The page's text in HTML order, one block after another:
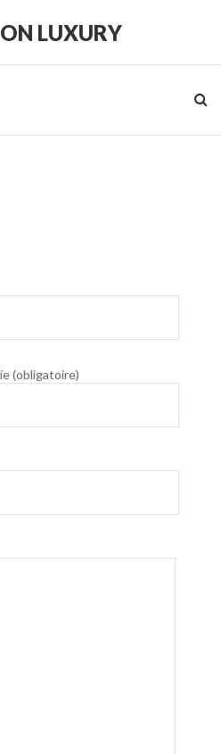
LUXURY
(obligatoire)